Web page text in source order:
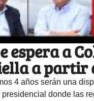
espera a
a partir
4 años serán una
presidencial donde las